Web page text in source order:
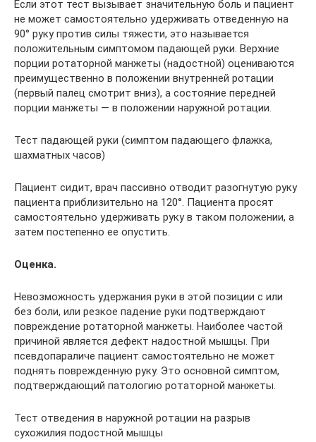
Если этот тест вызывает значительную боль и пациент
не может самостоятельно удерживать отведенную на
90° руку против силы тяжести, это называется
положительным симптомом падающей руки. Верхние
порции ротаторной манжеты (надостной) оцениваются
преимущественно в положении внутренней ротации
(первый палец смотрит вниз), а состояние передней
порции манжеты — в положении наружной ротации.
Тест падающей руки (симптом падающего флажка,
шахматных часов)
Пациент сидит, врач пассивно отводит разогнутую руку
пациента приблизительно на 120°. Пациента просят
самостоятельно удерживать руку в таком положении, а
затем постепенно ее опустить.
Оценка.
Невозможность удержания руки в этой позиции с или
без боли, или резкое падение руки подтверждают
повреждение ротаторной манжеты. Наиболее частой
причиной является дефект надостной мышцы. При
псевдопараличе пациент самостоятельно не может
поднять поврежденную руку. Это основной симптом,
подтверждающий патологию ротаторной манжеты.
Тест отведения в наружной ротации на разрыв
сухожилия подостной мышцы